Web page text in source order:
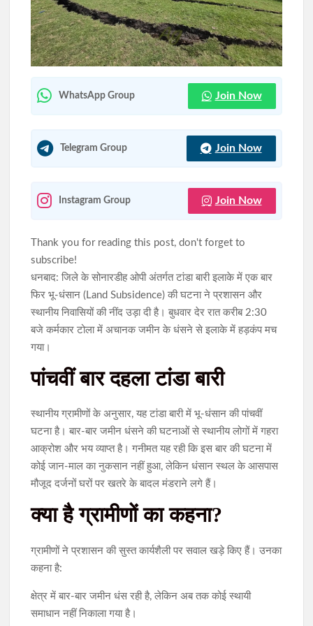
77वें राज्यव्यापी वन महोत्सव में मुख्यमंत्री हेमन्त सोरेन का संदेश, बोले- जल,
जंगल और जमीन का संरक्षण ही समृद्ध झारखंड की कुंजी
मुख्यमंत्री हेमन्त सोरेन को ब्रह्माकुमारी बहनों ने बांधी राखी, दिया प्रेम, सद्भाव
और पवित्रता का संदेशWhatsApp Group Join Now
Telegram Group Join Now
Instagram Group Join Now
Thank you for reading this post, don't forget to
subscribe!
धनबाद: जिले के सोनारडीह ओपी अंतर्गत टांडा बारी इलाके में एक बार
फिर भू-धंसान (Land Subsidence) की घटना ने प्रशासन और
स्थानीय निवासियों की नींद उड़ा दी है। बुधवार देर रात करीब 2:30
बजे कर्मकार टोला में अचानक जमीन के धंसने से इलाके में हड़कंप मच
गया।
पांचवीं बार दहला टांडा बारी
स्थानीय ग्रामीणों के अनुसार, यह टांडा बारी में भू-धंसान की पांचवीं
घटना है। बार-बार जमीन धंसने की घटनाओं से स्थानीय लोगों में गहरा
आक्रोश और भय व्याप्त है। गनीमत यह रही कि इस बार की घटना में
कोई जान-माल का नुकसान नहीं हुआ, लेकिन धंसान स्थल के आसपास
मौजूद दर्जनों घरों पर खतरे के बादल मंडराने लगे हैं।
क्या है ग्रामीणों का कहना?
ग्रामीणों ने प्रशासन की सुस्त कार्यशैली पर सवाल खड़े किए हैं। उनका
कहना है:
क्षेत्र में बार-बार जमीन धंस रही है, लेकिन अब तक कोई स्थायी
समाधान नहीं निकाला गया है।